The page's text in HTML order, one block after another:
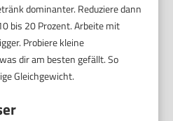
dominanter. Reduziere dann
bis 20 Prozent. Arbeite mit
Probiere kleine
dir am besten gefällt. So
Gleichgewicht.